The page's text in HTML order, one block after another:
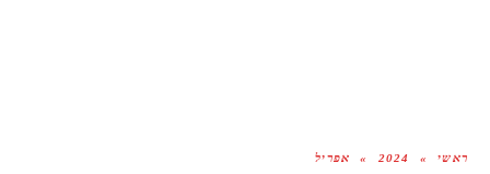
ראשי »
2024
» אפריל